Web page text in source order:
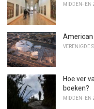
MIDDEN- EN
American
VERENIGDE
Hoe ver
boeken?
MIDDEN- EN